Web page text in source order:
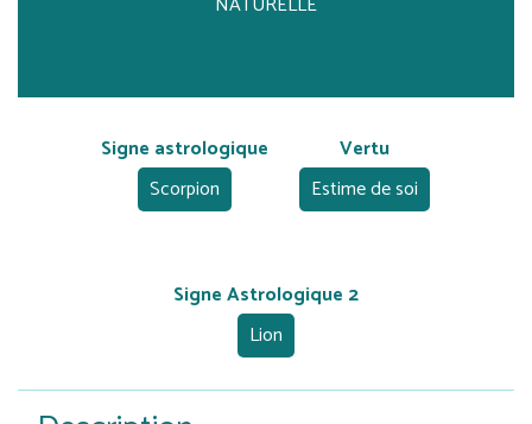
Signe astrologique
Scorpion
Vertu
Estime de soi
Signe Astrologique 2
Lion